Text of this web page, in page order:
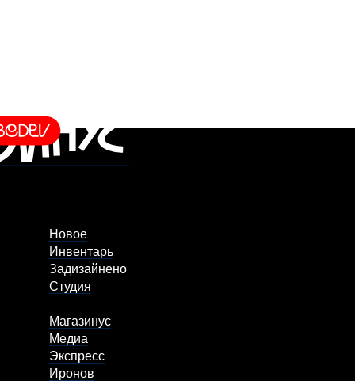
Новое
Инвентарь
Задизайнено
Студия
Магазинус
Медиа
Экспресс
Иронов